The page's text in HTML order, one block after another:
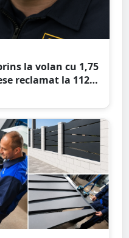
la volan cu 1,75
reclamat la 112